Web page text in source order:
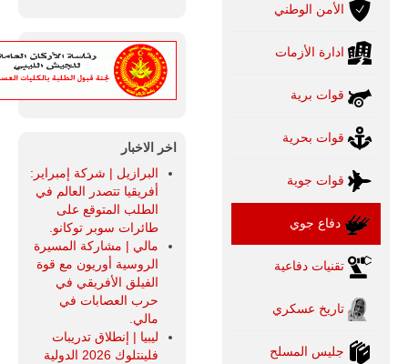
الأمن الوطني
ادارة الأزمات
قوات برية
قوات بحرية
قوات جوية
دفاع جوي
تقنيات دفاعية
تاريخ عسكري
جليس المسلح
اخر الاخبار
البرازيل | شركة إمبراير:
أفريقيا تتصدر العالم في
الطلب المتوقع على
طائرات سوبر توكانو.
مالي | مشاركة المسيرة
الروسية أوريون مع قوة
الفيلق الأفريقي في
حرب العصابات في
مالي.
ليبيا | إنطلاق تدريبات
فلينتلوك 2026 الدولية